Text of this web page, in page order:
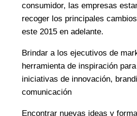
consumidor, las empresas
recoger los principales
este 2015 en adelante.
Brindar a los ejecutivos de
herramienta de inspiración
iniciativas de innovación,
comunicación
Encontrar nuevas ideas y